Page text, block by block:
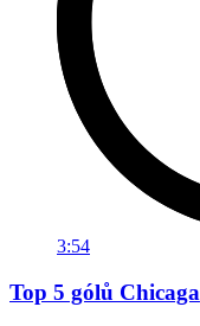
3:54
Top 5 gólů Chicaga